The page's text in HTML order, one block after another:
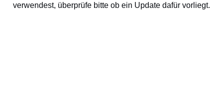
verwendest, überprüfe bitte ob ein Update dafür vorliegt.